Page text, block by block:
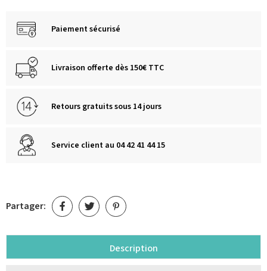
Paiement sécurisé
Livraison offerte dès 150€ TTC
Retours gratuits sous 14 jours
Service client au 04 42 41 44 15
Partager:
Description